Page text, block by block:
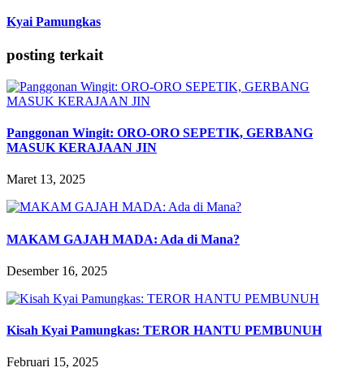
Kyai Pamungkas
posting terkait
Panggonan Wingit: ORO-ORO SEPETIK, GERBANG
MASUK KERAJAAN JIN
Maret 13, 2025
MAKAM GAJAH MADA: Ada di Mana?
Desember 16, 2025
Kisah Kyai Pamungkas: TEROR HANTU PEMBUNUH
Februari 15, 2025